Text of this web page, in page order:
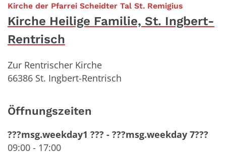
Kirche der Pfarrei Scheidter Tal St. Remigius:
Kirche Heilige Familie, St. Ingbert-
Rentrisch
Zur Rentrischer Kirche
66386 St. Ingbert-Rentrisch
Öffnungszeiten
???msg.weekday1 ??? - ???msg.weekday 7???
09:00 - 17:00